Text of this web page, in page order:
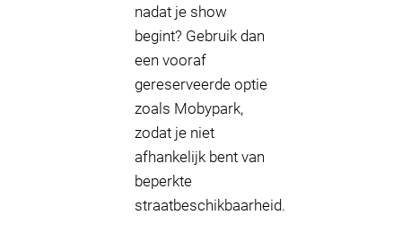
nadat je show
begint? Gebruik dan
een vooraf
gereserveerde optie
zoals Mobypark,
zodat je niet
afhankelijk bent van
beperkte
straatbeschikbaarheid.